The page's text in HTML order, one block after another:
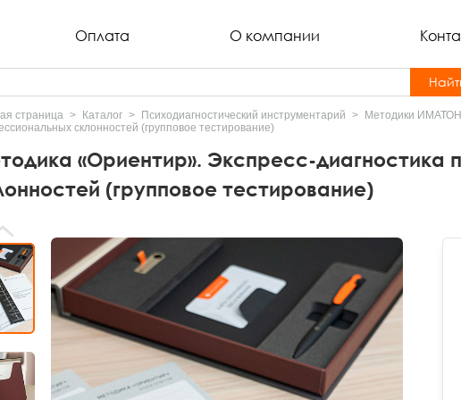
Оплата О компании
страница Каталог Психодиагностический инструментарий Методики ИМАТОН
склонностей (групповое тестирование)
«Ориентир». Экспресс-диагностика
(групповое тестирование)